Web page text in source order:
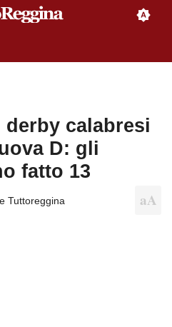
calabresi
D: gli
fatto 13
Tuttoreggina